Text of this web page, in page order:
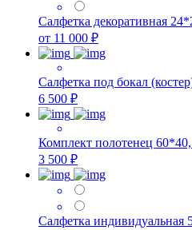
Салфетка декоративная
от 11 000 ₽
Салфетка под бокал
6 500 ₽
Комплект полотенец
3 500 ₽
Салфетка индивидуальная